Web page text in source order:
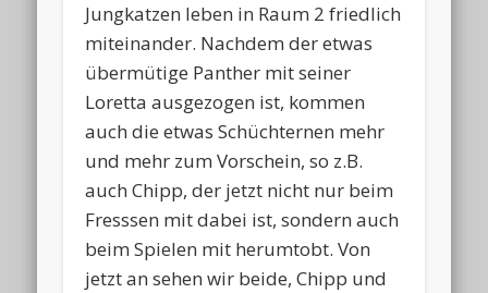
Jungkatzen leben in Raum 2 friedlich
miteinander. Nachdem der etwas
übermütige Panther mit seiner
Loretta ausgezogen ist, kommen
auch die etwas Schüchternen mehr
und mehr zum Vorschein, so z.B.
auch Chipp, der jetzt nicht nur beim
Fresssen mit dabei ist, sondern auch
beim Spielen mit herumtobt. Von
jetzt an sehen wir beide, Chipp und